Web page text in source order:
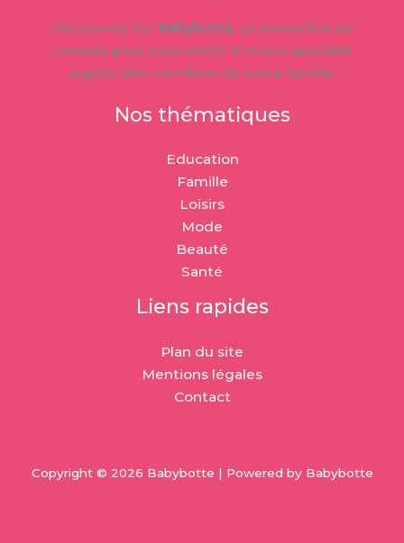
Découvrez sur Babybotte, un ensemble de
conseils pour vous sentir le mieux possible
auprès des membres de votre famille.
Nos thématiques
Education
Famille
Loisirs
Mode
Beauté
Santé
Liens rapides
Plan du site
Mentions légales
Contact
Copyright © 2026 Babybotte | Powered by Babybotte